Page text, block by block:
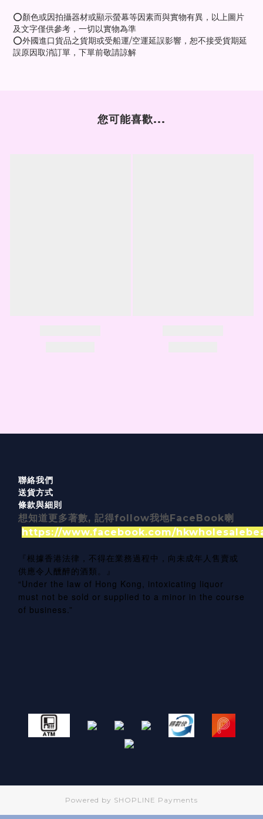
⭕顏色或因拍攝器材或顯示螢幕等因素而與實物有異，以上圖片
及文字僅供參考，一切以實物為準
⭕外國進口貨品之貨期或受船運/空運延誤影響，恕不接受貨期延
誤原因取消訂單，下單前敬請諒解
您可能喜歡...
聯絡我們
送貨方式
條款與細則
想知道更多著數, 記得follow我地FaceBook喇
https://www.facebook.com/
『根據香港法律，不得在業務過程中，向未成年人售賣或
供應令人醺醉的酒類。』
“Under the law of Hong Kong, intoxicating liquor
must not be sold or supplied to a minor in the course
of business.”
Powered by SHOPLINE Payments